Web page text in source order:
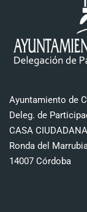
Ayuntamiento de
Deleg. de
CASA CIUDADANA
Ronda del
14007 Córdoba